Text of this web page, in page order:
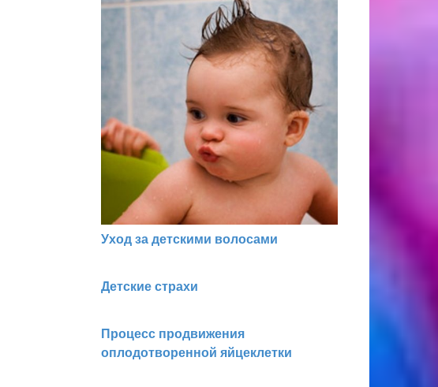
Уход за детскими волосами
Детские страхи
Процесс продвижения
оплодотворенной яйцеклетки